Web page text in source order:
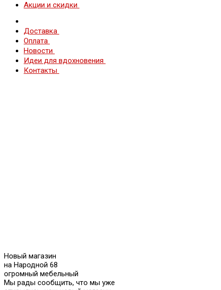
Акции и скидки
Доставка
Оплата
Новости
Идеи для вдохновения
Контакты
Новый магазин
на Народной 68
огромный мебельный
Мы рады сообщить, что мы уже